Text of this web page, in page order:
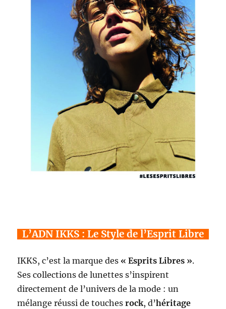
L’ADN IKKS : Le Style de l’Esprit Libre
IKKS, c’est la marque des « Esprits Libres ».
Ses collections de lunettes s’inspirent
directement de l’univers de la mode : un
mélange réussi de touchesrock, d’héritage